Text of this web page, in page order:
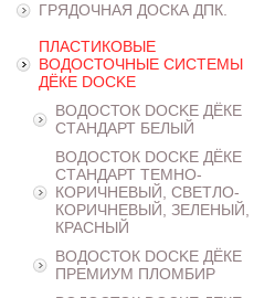
ГРЯДОЧНАЯ ДОСКА ДПК.
ПЛАСТИКОВЫЕ
ВОДОСТОЧНЫЕ СИСТЕМЫ
ДЁКЕ DOCKE
ВОДОСТОК DOCKE ДЁКЕ
СТАНДАРТ БЕЛЫЙ
ВОДОСТОК DOCKE ДЁКЕ
СТАНДАРТ ТЕМНО-
КОРИЧНЕВЫЙ, СВЕТЛО-
КОРИЧНЕВЫЙ, ЗЕЛЕНЫЙ,
КРАСНЫЙ
ВОДОСТОК DOCKE ДЁКЕ
ПРЕМИУМ ПЛОМБИР